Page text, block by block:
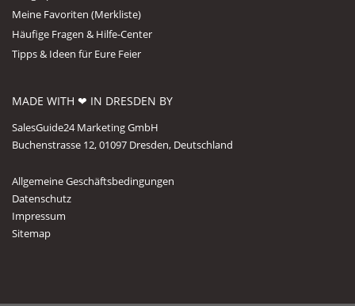
Meine Favoriten (Merkliste)
Häufige Fragen & Hilfe-Center
Tipps & Ideen für Eure Feier
MADE WITH ❤ IN DRESDEN BY
SalesGuide24 Marketing GmbH
Buchenstrasse 12, 01097 Dresden, Deutschland
Allgemeine Geschäftsbedingungen
Datenschutz
Impressum
Sitemap